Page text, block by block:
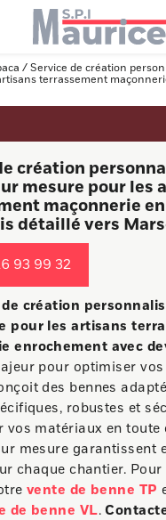
/ Service de création
terrassement
création
mesure pour les
maçonnerie
détaillé vers
93 99 32
création
pour les artisans
enrochement avec
pour optimiser
des bennes
robustes et
vos matériaux en toute
mesure garantissent
chaque chantier. Pour
vente de benne TP
de benne VL.
des cookies